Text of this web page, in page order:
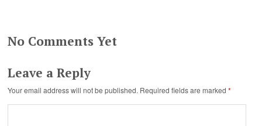
No Comments Yet
Leave a Reply
Your email address will not be published. Required fields are marked*